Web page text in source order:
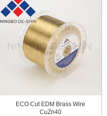
ECO Cut EDM Brass Wire
CuZn40